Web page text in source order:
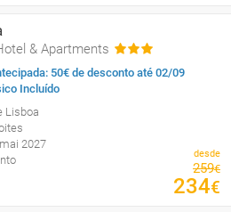
& Apartments
50€ de desconto até 02/09
Incluído
Lisboa
2027
desde
259€
234€